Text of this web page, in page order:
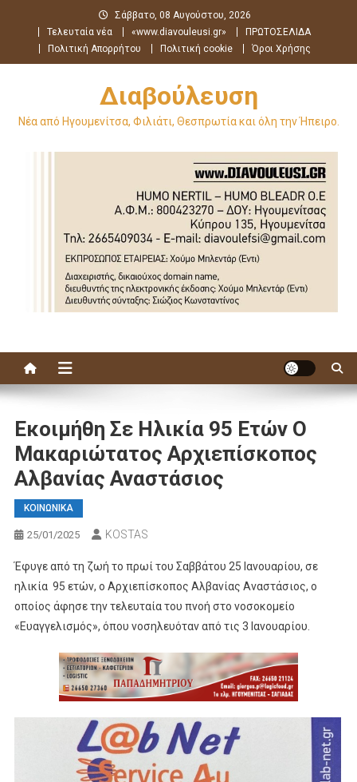
περιεχόμενο
Σάββατο, 08 Αυγούστου, 2026
Τελευταία νέα
«www.diavouleusi.gr»
ΠΡΩΤΟΣΕΛΙΔΑ
Πολιτική Απορρήτου
Πολιτική cookie Όροι Χρήσης
Διαβούλευση
Νέα από Ηγουμενίτσα, Φιλιάτι, Θεσπρωτία και όλη την Ήπειρο.
Εκοιμήθη Σε Ηλικία 95 Ετών Ο
Μακαριώτατος Αρχιεπίσκοπος
Αλβανίας Αναστάσιος
ΚΟΙΝΩΝΙΚΑ
25/01/2025 KOSTAS
Έφυγε από τη ζωή το πρωί του Σαββάτου 25 Ιανουαρίου, σε
ηλικία 95 ετών, ο Αρχιεπίσκοπος Αλβανίας Αναστάσιος, ο
οποίος άφησε την τελευταία του πνοή στο νοσοκομείο
«Ευαγγελισμός», όπου νοσηλευόταν από τις 3 Ιανουαρίου.